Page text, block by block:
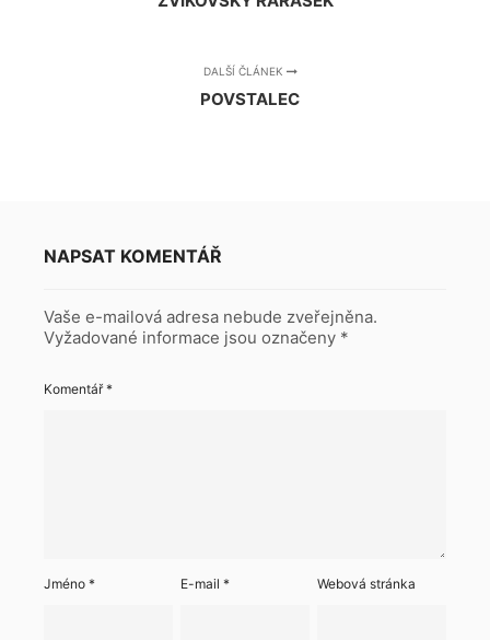
DALŠÍ ČLÁNEK
POVSTALEC
NAPSAT KOMENTÁŘ
Vaše e-mailová adresa nebude zveřejněna.
Vyžadované informace jsou označeny *
Komentář*
Jméno * E-mail* Webová stránka